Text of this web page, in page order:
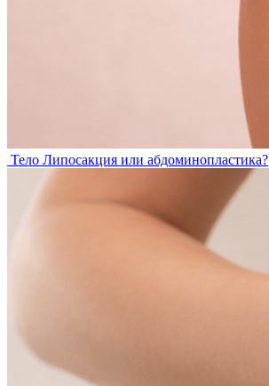
Тело Липосакция или абдоминопластика?